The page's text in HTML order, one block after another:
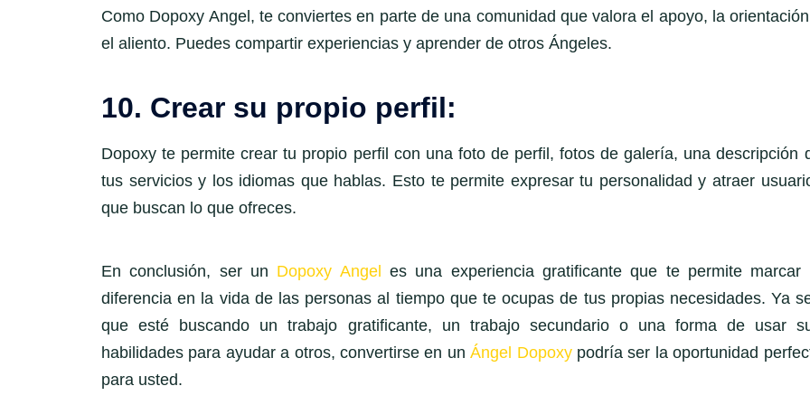
Como Dopoxy Angel, te conviertes en parte de una comunidad que valora el apoyo, la
el aliento. Puedes compartir experiencias y aprender de otros Ángeles.
10. Crear su propio perfil:
Dopoxy te permite crear tu propio perfil con una foto de perfil, fotos de galería, una descripción
tus servicios y los idiomas que hablas. Esto te permite expresar tu personalidad y atraer
que buscan lo que ofreces.
En conclusión, ser un Dopoxy Angel es una experiencia gratificante que te permite marcar
diferencia en la vida de las personas al tiempo que te ocupas de tus propias necesidades. Ya
que esté buscando un trabajo gratificante, un trabajo secundario o una forma de usar
habilidades para ayudar a otros, convertirse en unÁngel Dopoxypodría ser la oportunidad
para usted.